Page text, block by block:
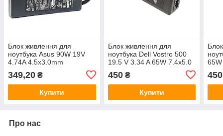
Блок живлення для
ноутбука Asus 90W 19V
4.74A 4.5x3.0mm
349,20 ₴
Купити
Блок живлення для
ноутбука Dell Vostro 500
19.5 V 3.34 A 65W 7.4x5.0
450₴
Купити
450
Про нас